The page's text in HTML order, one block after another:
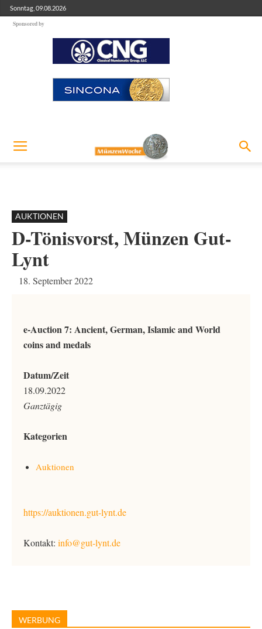
Sonntag, 09.08.2026
Sponsored by
AUKTIONEN
D-Tönisvorst, Münzen Gut-
Lynt
18. September 2022
e-Auction 7: Ancient, German, Islamic and World
coins and medals
Datum/Zeit
18.09.2022
Ganztägig
Kategorien
Auktionen
https://auktionen.gut-lynt.de
Kontakt: info@gut-lynt.de
WERBUNG